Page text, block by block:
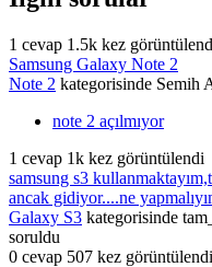
1 cevap 1.5k kez
Samsung Galaxy Note 2
Note 2 kategorisinde Semih
note 2 açılmıyor
1 cevap 1k kez görüntülendi
samsung s3
ancak gidiyor....ne
Galaxy S3 kategorisinde
soruldu
0 cevap 507 kez görüntülendi